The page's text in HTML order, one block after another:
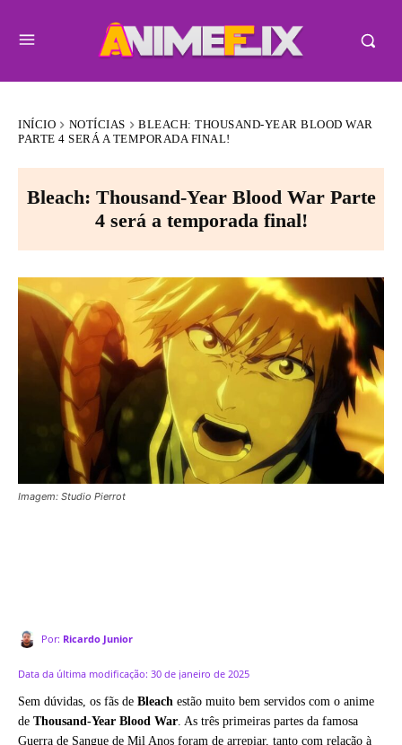
INÍCIO NOTÍCIAS
BLEACH: THOUSAND-YEAR BLOOD WAR
PARTE 4 SERÁ A TEMPORADA FINAL!
Bleach: Thousand-Year Blood War Parte
4 será a temporada final!
Imagem: Studio Pierrot
Por: Ricardo Junior
Data da última modificação: 30 de janeiro de 2025
Sem dúvidas, os fãs de Bleach estão muito bem servidos com o anime
de Thousand-Year Blood War. As três primeiras partes da famosa
Guerra de Sangue de Mil Anos foram de arrepiar, tanto com relação à